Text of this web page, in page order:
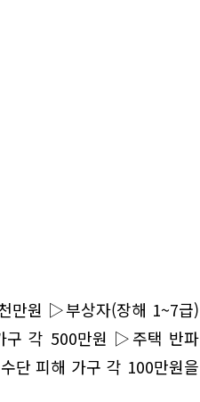
만원 ▷부상자(장해 1~7급)
구 각 500만원 ▷주택 반파
단 피해 가구 각 100만원을